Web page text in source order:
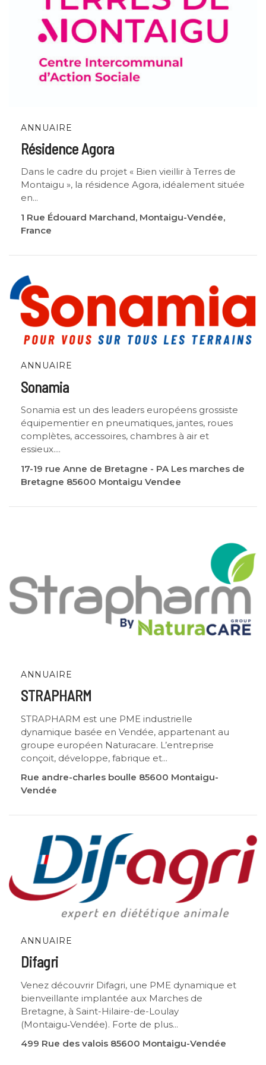
ANNUAIRE
Résidence Agora
Dans le cadre du projet « Bien vieillir à Terres de
Montaigu », la résidence Agora, idéalement située
en...
1 Rue Édouard Marchand, Montaigu-Vendée,
France
ANNUAIRE
Sonamia
Sonamia est un des leaders européens grossiste
équipementier en pneumatiques, jantes, roues
complètes, accessoires, chambres à air et
essieux....
17-19 rue Anne de Bretagne - PA Les marches de
Bretagne 85600 Montaigu Vendee
ANNUAIRE
STRAPHARM
STRAPHARM est une PME industrielle
dynamique basée en Vendée, appartenant au
groupe européen Naturacare. L’entreprise
conçoit, développe, fabrique et...
Rue andre-charles boulle 85600 Montaigu-
Vendée
ANNUAIRE
Difagri
Venez découvrir Difagri, une PME dynamique et
bienveillante implantée aux Marches de
Bretagne, à Saint-Hilaire-de-Loulay
(Montaigu‑Vendée). Forte de plus...
499 Rue des valois 85600 Montaigu-Vendée